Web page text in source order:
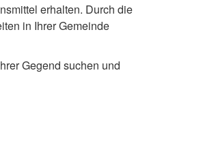
erhalten. Durch die
in Ihrer Gemeinde
Gegend suchen und